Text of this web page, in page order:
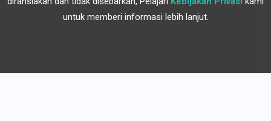
untuk memberi informasi lebih lanjut.